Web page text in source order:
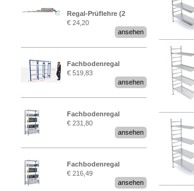
Regal-Prüflehre (2
Stück)
€ 24,20
ansehen
Fachbodenregal
Stecksystem MultiPlus
2,25 Meter breit
€ 519,83
ansehen
Fachbodenregal
Stecksystem MultiPlus
€ 231,80
ansehen
Fachbodenregal
Stecksystem MultiPlus
€ 216,49
ansehen